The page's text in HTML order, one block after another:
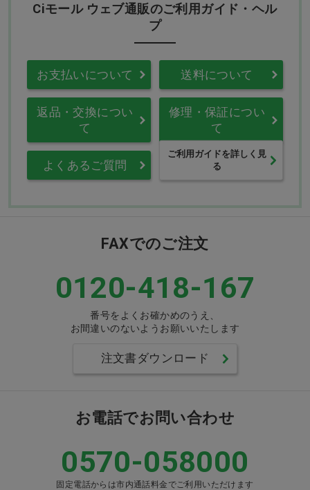
Ciモール ウェブ通販のご利用ガイド・ヘル
プ
お支払いについて 送料について
返品・交換につい
て
修理・保証につい
て
よくあるご質問
ご利用ガイドを詳しく見
る
FAXでのご注文
0120-418-167
番号をよくお確かめのうえ、
お間違いのないようお願いいたします
注文書ダウンロード
お電話でお問い合わせ
0570-058000
固定電話からは市内通話料金でご利用いただけます